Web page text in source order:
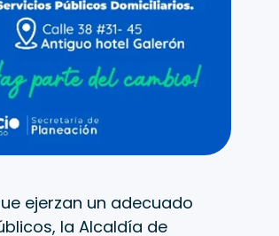
ejerzan un adecuado
la Alcaldía de